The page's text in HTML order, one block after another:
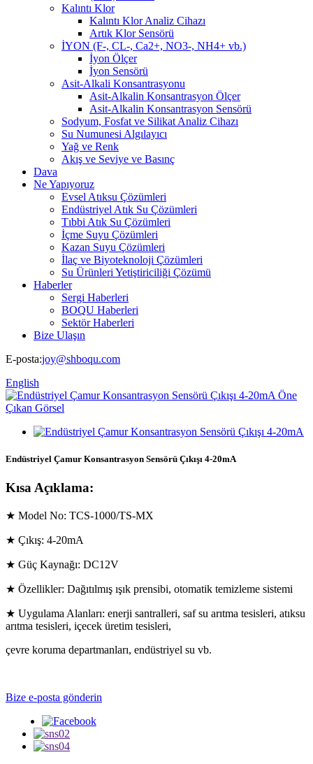
Kalıntı Klor
Kalıntı Klor Analiz Cihazı
Artık Klor Sensörü
İYON (F-, CL-, Ca2+, NO3-, NH4+ vb.)
İyon Ölçer
İyon Sensörü
Asit-Alkali Konsantrasyonu
Asit-Alkalin Konsantrasyon Ölçer
Asit-Alkalin Konsantrasyon Sensörü
Sodyum, Fosfat ve Silikat Analiz Cihazı
Su Numunesi Algılayıcı
Yağ ve Renk
Akış ve Seviye ve Basınç
Dava
Ne Yapıyoruz
Evsel Atıksu Çözümleri
Endüstriyel Atık Su Çözümleri
Tıbbi Atık Su Çözümleri
İçme Suyu Çözümleri
Kazan Suyu Çözümleri
İlaç ve Biyoteknoloji Çözümleri
Su Ürünleri Yetiştiriciliği Çözümü
Haberler
Sergi Haberleri
BOQU Haberleri
Sektör Haberleri
Bize Ulaşın
E-posta:joy@shboqu.com
English
Endüstriyel Çamur Konsantrasyon Sensörü Çıkışı 4-20mA
Kısa Açıklama:
★ Model No: TCS-1000/TS-MX
★ Çıkış: 4-20mA
★ Güç Kaynağı: DC12V
★ Özellikler: Dağıtılmış ışık prensibi, otomatik temizleme sistemi
★ Uygulama Alanları: enerji santralleri, saf su arıtma tesisleri, atıksu
arıtma tesisleri, içecek üretim tesisleri,
çevre koruma departmanları, endüstriyel su vb.
Bize e-posta gönderin